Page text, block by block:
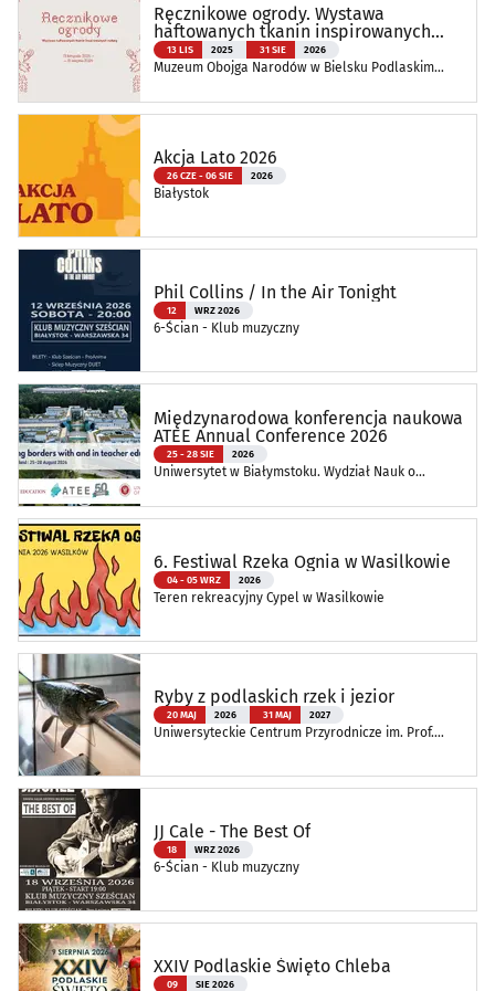
Ręcznikowe ogrody. Wystawa
haftowanych tkanin inspirowanych
naturą
13 LIS 2025 31 SIE 2026
Muzeum Obojga Narodów w Bielsku Podlaskim
Akcja Lato 2026
26 CZE - 06 SIE 2026
Białystok
Phil Collins / In the Air Tonight
12 WRZ 2026
6-Ścian - Klub muzyczny
Międzynarodowa konferencja naukowa
ATEE Annual Conference 2026
25 - 28 SIE 2026
Uniwersytet w Białymstoku. Wydział Nauk o
6. Festiwal Rzeka Ognia w Wasilkowie
04 - 05 WRZ 2026
Teren rekreacyjny Cypel w Wasilkowie
Ryby z podlaskich rzek i jezior
20 MAJ 2026 31 MAJ 2027
Uniwersyteckie Centrum Przyrodnicze im. Prof.
JJ Cale - The Best Of
18 WRZ 2026
6-Ścian - Klub muzyczny
XXIV Podlaskie Święto Chleba
09 SIE 2026